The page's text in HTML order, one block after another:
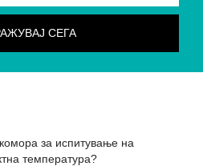
за испитување на
температура?